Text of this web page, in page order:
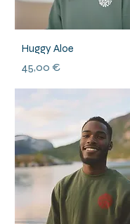
Huggy Aloe
Prix
45,00 €